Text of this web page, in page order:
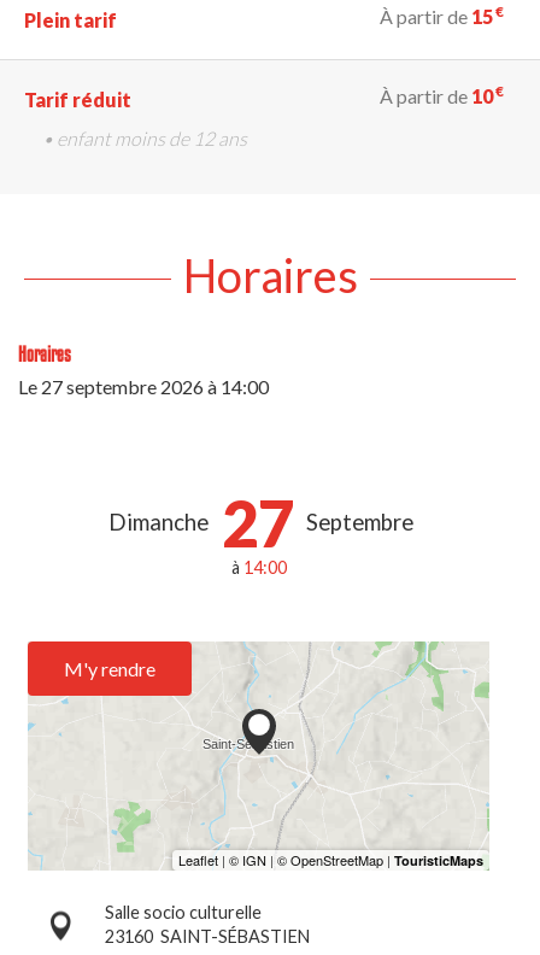
Plein tarif À partir de 15€
Tarif réduit À partir de 10€
• enfant moins de 12 ans
Horaires
Horaires
Le 27 septembre 2026à 14:00
Dimanche 27 Septembre
à 14:00
M'y rendre
Salle socio culturelle
23160 SAINT-SÉBASTIEN